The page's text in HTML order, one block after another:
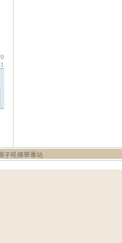
子吼佛學專站